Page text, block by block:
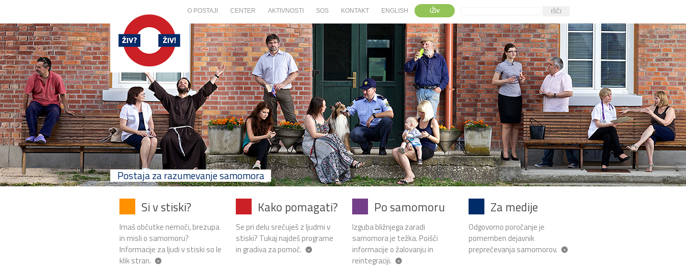
O POSTAJI CENTER AKTIVNOSTI SOS KONTAKT ENGLISH iŽiv
Postaja za razumevanje samomora
Si v stiski?
Imaš občutke nemoči, brezupa
in misli o samomoru?
Informacije za ljudi v stiski so le
klik stran.
Kako pomagati?
Se pri delu srečuješ z ljudmi v
stiski? Tukaj najdeš programe
in gradiva za pomoč.
Po samomoru
Izguba bližnjega zaradi
samomora je težka. Poišči
informacije o žalovanju in
reintegraciji.
Za medije
Odgovorno poročanje je
pomemben dejavnik
preprečevanja samomorov.